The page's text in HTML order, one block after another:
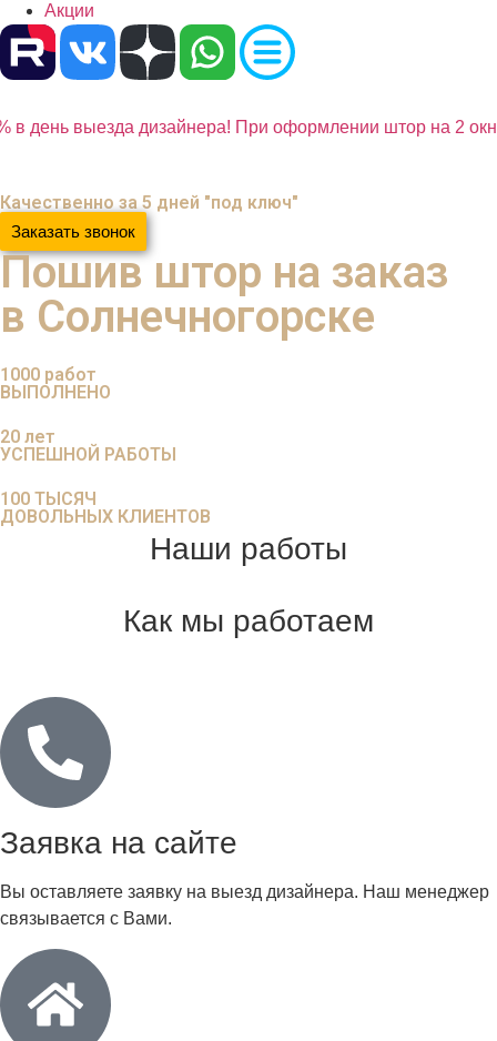
Акции
в день выезда дизайнера! При оформлении штор на 2
Качественно за 5 дней "под ключ"
Заказать звонок
Пошив штор на заказ
в Солнечногорске
1000 работ
ВЫПОЛНЕНО
20 лет
УСПЕШНОЙ РАБОТЫ
100 ТЫСЯЧ
ДОВОЛЬНЫХ КЛИЕНТОВ
Наши работы
Как мы работаем
Заявка на сайте
Вы оставляете заявку на выезд дизайнера. Наш менеджер
связывается с Вами.